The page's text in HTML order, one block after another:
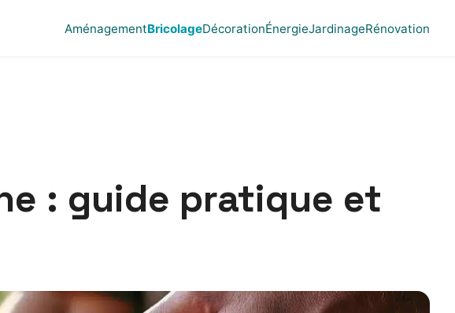
AménagementBricolageDécorationÉnergieJardinageRénovation
: guide pratique et